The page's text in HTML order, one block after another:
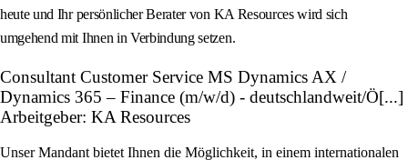
heute und Ihr persönlicher Berater von KA Resources wird sich
umgehend mit Ihnen in Verbindung setzen.
Consultant Customer Service MS Dynamics AX /
Dynamics 365 – Finance (m/w/d) - deutschlandweit/Ö[...]
Arbeitgeber: KA Resources
Unser Mandant bietet Ihnen die Möglichkeit, in einem internationalen